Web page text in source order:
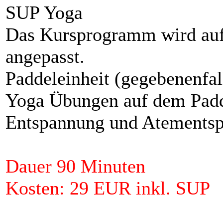
SUP Yoga
Das Kursprogramm wird
angepasst.
Paddeleinheit
Yoga Übungen auf dem
Entspannung und
Dauer 90 Minuten
Kosten: 29 EUR inkl. SUP